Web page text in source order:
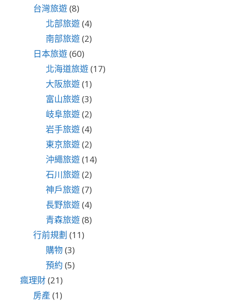
台灣旅遊(8)
北部旅遊(4)
南部旅遊(2)
日本旅遊(60)
北海道旅遊(17)
大阪旅遊(1)
富山旅遊(3)
岐阜旅遊(2)
岩手旅遊(4)
東京旅遊(2)
沖繩旅遊(14)
石川旅遊(2)
神戶旅遊(7)
長野旅遊(4)
青森旅遊(8)
行前規劃 (11)
購物(3)
預約 (5)
瘋理財(21)
房產 (1)